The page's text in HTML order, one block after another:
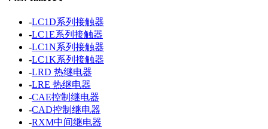
-LC1D系列接触器
-LC1E系列接触器
-LC1N系列接触器
-LC1K系列接触器
-LRD 热继电器
-LRE 热继电器
-CAE控制继电器
-CAD控制继电器
-RXM中间继电器